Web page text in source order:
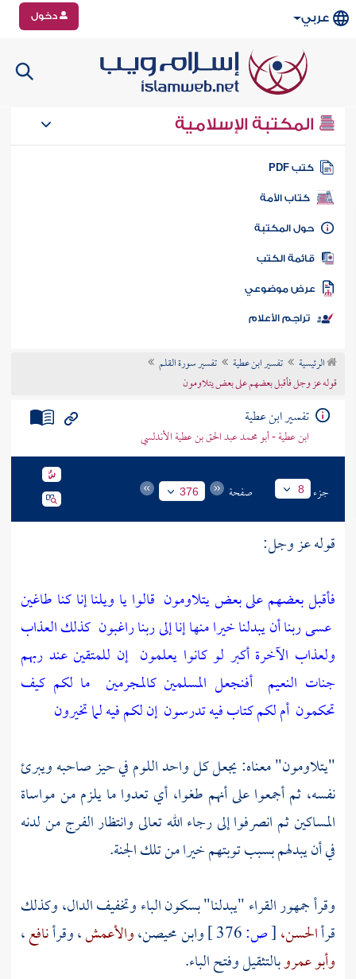
عربي دخول
المكتبة الإسلامية
كتب PDF
كتاب الأمة
المكتبة
الكتب
موضوعي
تراجم الأعلام
الرئيسية تفسير ابن عطية
تفسير سورة القلم
قوله عز وجل فأقبل بعضهم على بعض يتلاومون
تفسير ابن عطية
ابن عطية - أبو محمد عبد الحق بن عطية الأندلسي
جزء 8 صفحة 376
قوله عز وجل:
فأقبل بعضهم على بعض يتلاومون قالوا يا ويلنا إنا كنا طاغين
عسى ربنا أن يبدلنا خيرا منها إنا إلى ربنا راغبون كذلك العذاب
ولعذاب الآخرة أكبر لو كانوا يعلمون إن للمتقين عند ربهم
جنات النعيم أفنجعل المسلمين كالمجرمين ما لكم كيف
تحكمون أم لكم كتاب فيه تدرسون إن لكم فيه لما تخيرون
"يتلاومون" معناه: يجعل كل واحد اللوم في حيز صاحبه ويبرئ
نفسه، ثم أجمعوا على أنهم طغوا، أي تعدوا ما يلزم من مواساة
المساكين ثم انصرفوا إلى رجاء الله تعالى وانتظار الفرج من لدنه
في أن يبدلهم بسبب توبتهم خيرا من تلك الجنة.
وقرأ جمهور القراء "يبدلنا" بسكون الباء وتخفيف الدال، وكذلك
قرأالحسن،[ص: وابن محيصن،والأعمش، وقرأنافع،
وأبو عمروبالتثقيل وفتح الباء.